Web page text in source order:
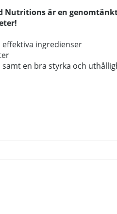
Nutritions är en
ingredienser
en bra styrka och